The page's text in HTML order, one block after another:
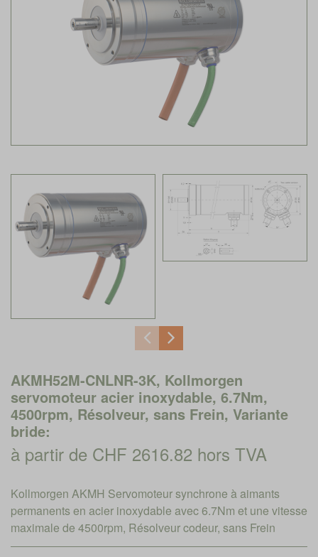
AKMH52M-CNLNR-3K, Kollmorgen
servomoteur acier inoxydable, 6.7Nm,
4500rpm, Résolveur, sans Frein, Variante
bride:
à partir de CHF 2616.82 hors TVA
Kollmorgen AKMH Servomoteur synchrone à aimants
permanents en acier inoxydable avec 6.7Nm et une vitesse
maximale de 4500rpm, Résolveur codeur, sans Frein